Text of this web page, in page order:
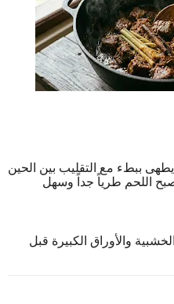
ببطء مع التقليب بين الحين
اللحم طرياً جداً وسهل
والأوراق الكبيرة قبل